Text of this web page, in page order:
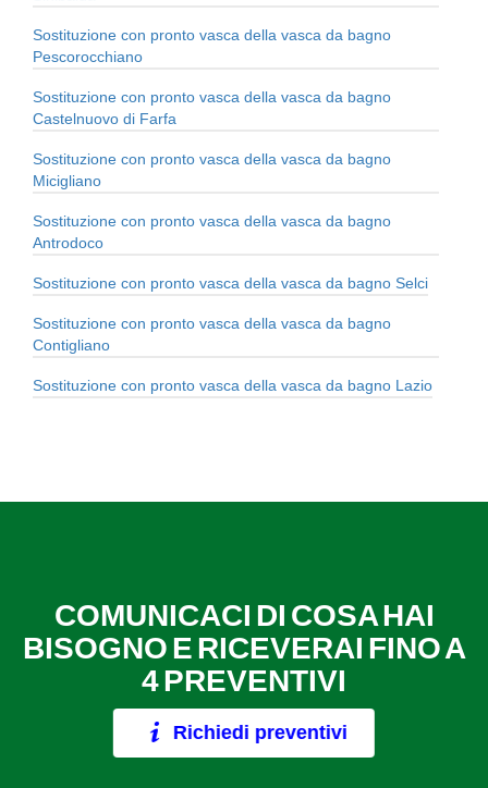
Sostituzione con pronto vasca della vasca da bagno
Pescorocchiano
Sostituzione con pronto vasca della vasca da bagno
Castelnuovo di Farfa
Sostituzione con pronto vasca della vasca da bagno
Micigliano
Sostituzione con pronto vasca della vasca da bagno
Antrodoco
Sostituzione con pronto vasca della vasca da bagno Selci
Sostituzione con pronto vasca della vasca da bagno
Contigliano
Sostituzione con pronto vasca della vasca da bagno Lazio
COMUNICACI DI COSA HAI
BISOGNO E RICEVERAI FINO A
4 PREVENTIVI
Richiedi preventivi